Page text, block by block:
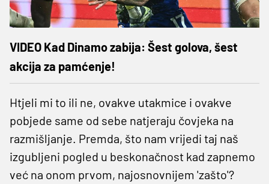
VIDEO Kad Dinamo zabija: Šest golova, šest
akcija za pamćenje!
Htjeli mi to ili ne, ovakve utakmice i ovakve
pobjede same od sebe natjeraju čovjeka na
razmišljanje. Premda, što nam vrijedi taj naš
izgubljeni pogled u beskonačnost kad zapnemo
već na onom prvom, najosnovnijem 'zašto'?